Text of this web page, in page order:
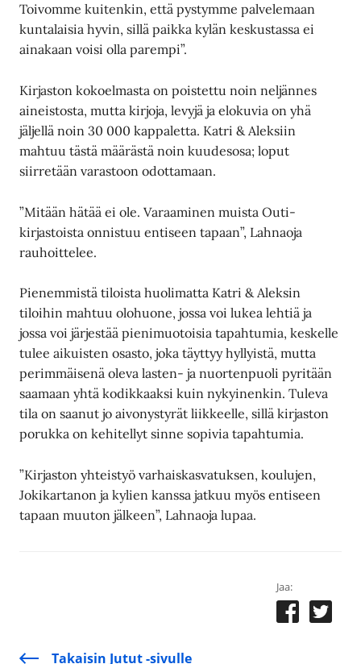
Toivomme kuitenkin, että pystymme palvelemaan
kuntalaisia hyvin, sillä paikka kylän keskustassa ei
ainakaan voisi olla parempi”.
Kirjaston kokoelmasta on poistettu noin neljännes
aineistosta, mutta kirjoja, levyjä ja elokuvia on yhä
jäljellä noin 30 000 kappaletta. Katri & Aleksiin
mahtuu tästä määrästä noin kuudesosa; loput
siirretään varastoon odottamaan.
”Mitään hätää ei ole. Varaaminen muista Outi-
kirjastoista onnistuu entiseen tapaan”, Lahnaoja
rauhoittelee.
Pienemmistä tiloista huolimatta Katri & Aleksin
tiloihin mahtuu olohuone, jossa voi lukea lehtiä ja
jossa voi järjestää pienimuotoisia tapahtumia, keskelle
tulee aikuisten osasto, joka täyttyy hyllyistä, mutta
perimmäisenä oleva lasten- ja nuortenpuoli pyritään
saamaan yhtä kodikkaaksi kuin nykyinenkin. Tuleva
tila on saanut jo aivonystyrät liikkeelle, sillä kirjaston
porukka on kehitellyt sinne sopivia tapahtumia.
”Kirjaston yhteistyö varhaiskasvatuksen, koulujen,
Jokikartanon ja kylien kanssa jatkuu myös entiseen
tapaan muuton jälkeen”, Lahnaoja lupaa.
Jaa:
Takaisin Jutut -sivulle